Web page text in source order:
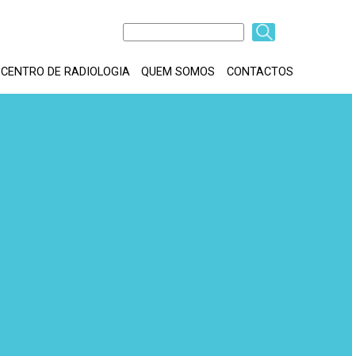
Block
Formulário
CENTRO DE RADIOLOGIA QUEM SOMOS CONTACTOS